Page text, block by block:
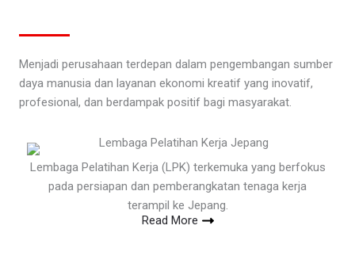
Menjadi perusahaan terdepan dalam pengembangan sumber
daya manusia dan layanan ekonomi kreatif yang inovatif,
profesional, dan berdampak positif bagi masyarakat.
Lembaga Pelatihan Kerja (LPK) terkemuka yang berfokus
pada persiapan dan pemberangkatan tenaga kerja
terampil ke Jepang.
Read More